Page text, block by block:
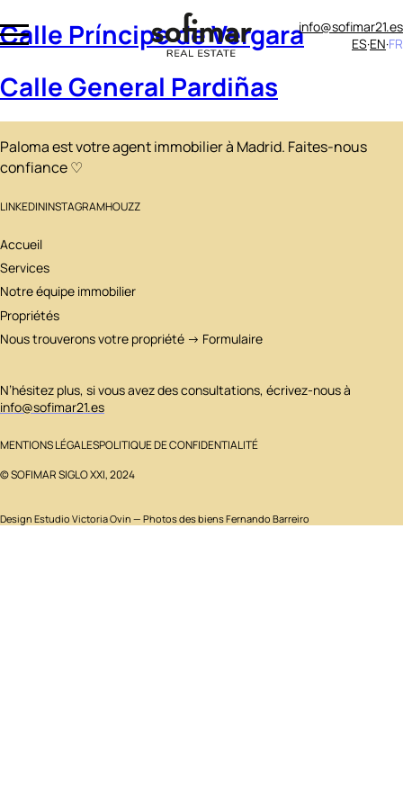
info@sofimar21.es
ES EN FR
Calle Príncipe de Vergara
Calle General Pardiñas
Paloma est votre agent immobilier à Madrid. Faites-nous
confiance ♡
LINKEDININSTAGRAMHOUZZ
Accueil
Services
Notre équipe immobilier
Propriétés
Nous trouverons votre propriété → Formulaire
N’hésitez plus, si vous avez des consultations, écrivez-nous à
info@sofimar21.es
MENTIONS LÉGALESPOLITIQUE DE CONFIDENTIALITÉ
© SOFIMAR SIGLO XXI, 2024
Design Estudio Victoria Ovin — Photos des biens Fernando Barreiro